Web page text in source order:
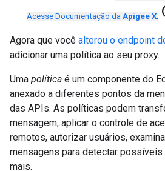
Acesse Documentação da Apigee X.
Agora que você alterou o endpoint
adicionar uma política ao seu proxy.
Uma política é um componente do
anexado a diferentes pontos da
das APIs. As políticas podem
mensagem, aplicar o controle de
remotos, autorizar usuários,
mensagens para detectar
mais.